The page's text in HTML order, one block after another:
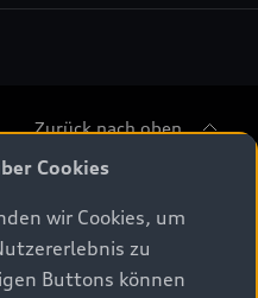
Zurück nach oben
Cookies
wir Cookies, um
zu
Buttons können